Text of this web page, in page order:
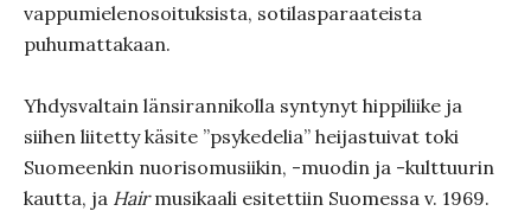
vappumielenosoituksista, sotilasparaateista
puhumattakaan.
Yhdysvaltain länsirannikolla syntynyt hippiliike ja
siihen liitetty käsite ”psykedelia” heijastuivat toki
Suomeenkin nuorisomusiikin, -muodin ja -kulttuurin
kautta, ja Hairmusikaali esitettiin Suomessa v. 1969.